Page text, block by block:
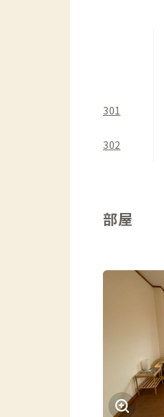
301
302
部屋